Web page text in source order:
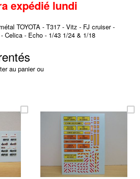
expédié lundi
TOYOTA - T317 - Vitz - FJ cruiser -
Celica - Echo - 1/43 1/24 & 1/18
au panier ou